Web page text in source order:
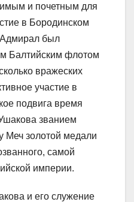
и почетным для
в Бородинском
Адмирал был
Балтийским флотом
вражеских
участие в
подвига время
званием
Меч золотой медали
самой
империи.
и его служение